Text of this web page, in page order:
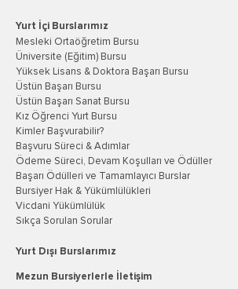
Yurt İçi Burslarımız
Mesleki Ortaöğretim Bursu
Üniversite (Eğitim) Bursu
Yüksek Lisans & Doktora Başarı Bursu
Üstün Başarı Bursu
Üstün Başarı Sanat Bursu
Kız Öğrenci Yurt Bursu
Kimler Başvurabilir?
Başvuru Süreci & Adımlar
Ödeme Süreci, Devam Koşulları ve Ödüller
Başarı Ödülleri ve Tamamlayıcı Burslar
Bursiyer Hak & Yükümlülükleri
Vicdani Yükümlülük
Sıkça Sorulan Sorular
Yurt Dışı Burslarımız
Mezun Bursiyerlerle İletişim